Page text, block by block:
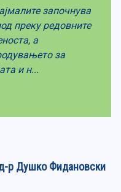
започнува
преку редовните
а
за
и н...
р Душко Фидановски